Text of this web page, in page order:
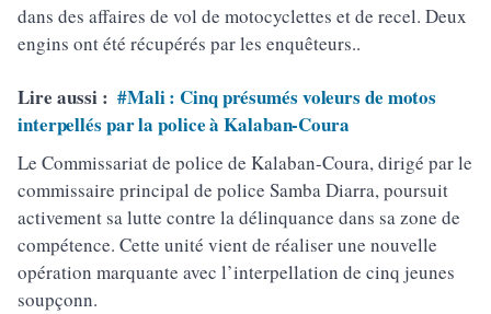
dans des affaires de vol de motocyclettes et de recel. Deux
engins ont été récupérés par les enquêteurs..
Lire aussi : #Mali : Cinq présumés voleurs de motos
interpellés par la police à Kalaban-Coura
Le Commissariat de police de Kalaban-Coura, dirigé par le
commissaire principal de police Samba Diarra, poursuit
activement sa lutte contre la délinquance dans sa zone de
compétence. Cette unité vient de réaliser une nouvelle
opération marquante avec l’interpellation de cinq jeunes
soupçonn.